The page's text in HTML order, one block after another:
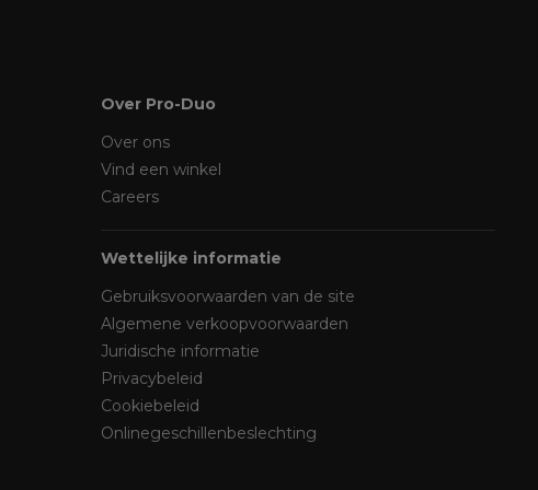
Over Pro-Duo
Over ons
Vind een winkel
Careers
Wettelijke informatie
Gebruiksvoorwaarden van de site
Algemene verkoopvoorwaarden
Juridische informatie
Privacybeleid
Cookiebeleid
Onlinegeschillenbeslechting